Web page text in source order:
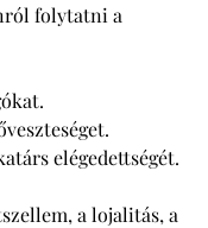
folytatni a
elégedettségét.
a lojalitás, a